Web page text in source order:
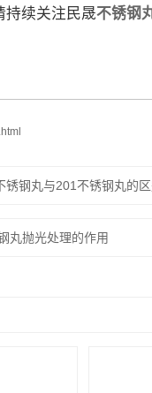
续关注民晟不锈钢
锈钢丸与201不锈钢丸的区
丸抛光处理的作用